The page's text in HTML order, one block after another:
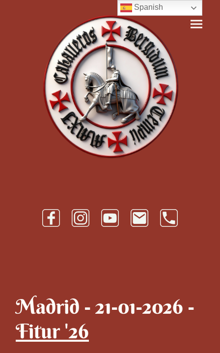
Madrid - 21-01-2026 -
Fitur '26
Spanish